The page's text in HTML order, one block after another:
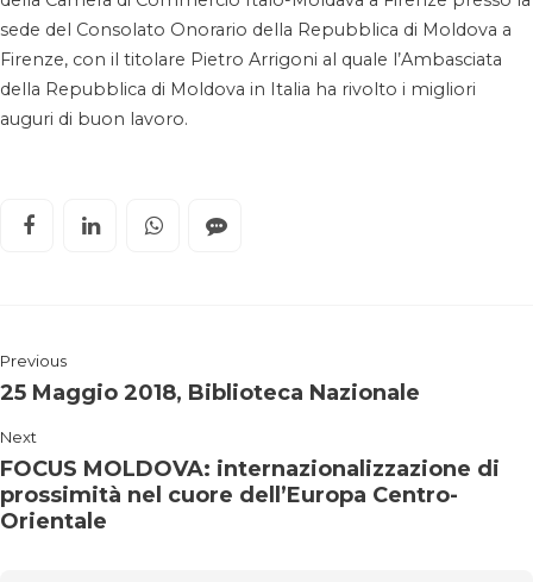
sede del Consolato Onorario della Repubblica di Moldova a
Firenze, con il titolare Pietro Arrigoni al quale l’Ambasciata
della Repubblica di Moldova in Italia ha rivolto i migliori
auguri di buon lavoro.
Previous
25 Maggio 2018, Biblioteca Nazionale
Next
FOCUS MOLDOVA: internazionalizzazione di
prossimità nel cuore dell’Europa Centro-
Orientale